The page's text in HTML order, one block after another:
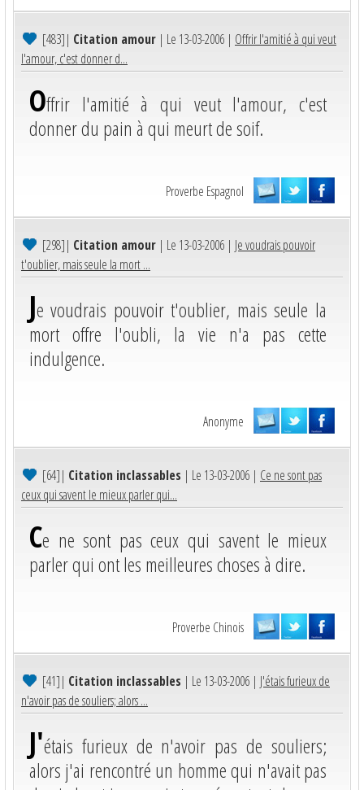
[483]| Citation amour | Le 13-03-2006 | Offrir l'amitié à qui veut
l'amour, c'est donner d...
Offrir l'amitié à qui veut l'amour, c'est
donner du pain à qui meurt de soif.
Proverbe Espagnol
[298]| Citation amour | Le 13-03-2006 | Je voudrais pouvoir
t'oublier, mais seule la mort ...
Je voudrais pouvoir t'oublier, mais seule la
mort offre l'oubli, la vie n'a pas cette
indulgence.
Anonyme
[64]| Citation inclassables | Le 13-03-2006 | Ce ne sont pas
ceux qui savent le mieux parler qui...
Ce ne sont pas ceux qui savent le mieux
parler qui ont les meilleures choses à dire.
Proverbe Chinois
[41]| Citation inclassables | Le 13-03-2006 | J'étais furieux de
n'avoir pas de souliers; alors ...
J'étais furieux de n'avoir pas de souliers;
alors j'ai rencontré un homme qui n'avait pas